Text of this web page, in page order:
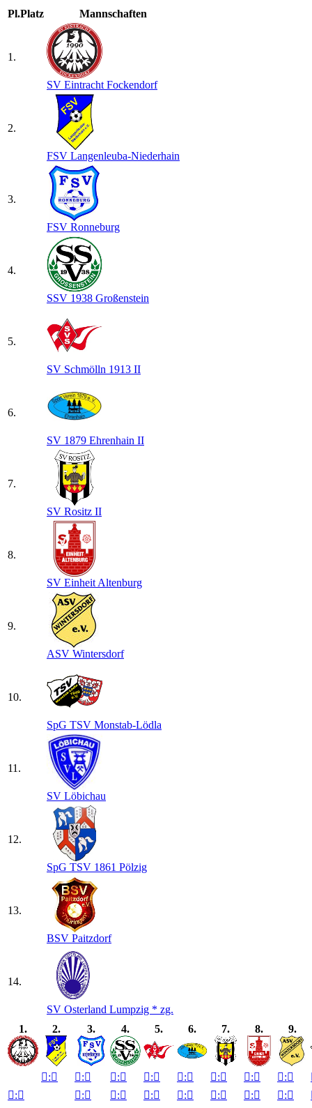
Pl.Platz Mannschaften
1.
SV Eintracht Fockendorf
2.
FSV Langenleuba-Niederhain
3.
FSV Ronneburg
4.
SSV 1938 Großenstein
5.
SV Schmölln 1913 II
6.
SV 1879 Ehrenhain II
7.
SV Rositz II
8.
SV Einheit Altenburg
9.
ASV Wintersdorf
10.
SpG TSV Monstab-Lödla
11.
SV Löbichau
12.
SpG TSV 1861 Pölzig
13.
BSV Paitzdorf
14.
SV Osterland Lumpzig * zg.
1.
2. 3. 4. 5. 6. 7. 8. 9.
: : : : : : : :
: : : : : : : :